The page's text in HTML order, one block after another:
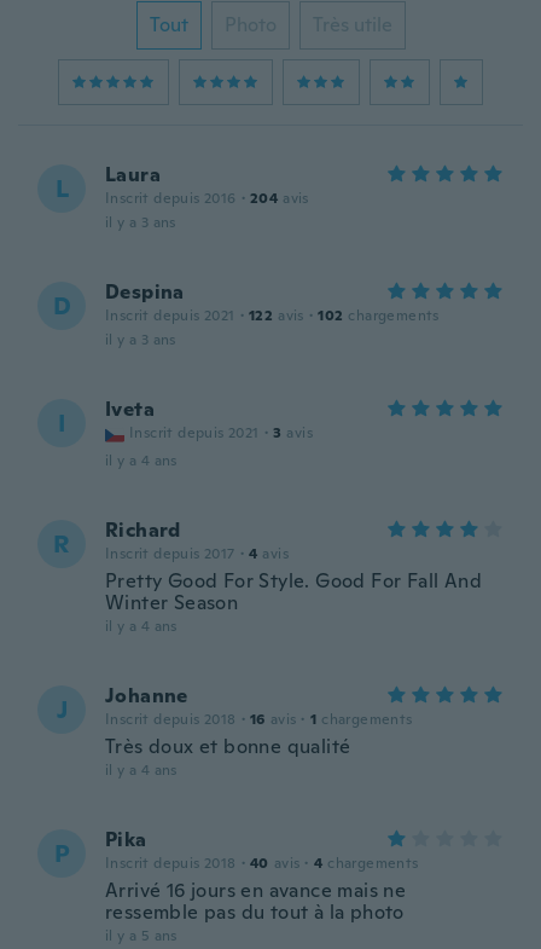
Tout Photo Très utile
L Laura
Inscrit depuis 2016 · 204 avis
il y a 3 ans
D Despina
Inscrit depuis 2021 · 122 avis · 102 chargements
il y a 3 ans
I Iveta
Inscrit depuis 2021 · 3 avis
il y a 4 ans
R Richard
Inscrit depuis 2017 · 4 avis
Pretty Good For Style. Good For Fall And
Winter Season
il y a 4 ans
J Johanne
Inscrit depuis 2018 · 16 avis · 1 chargements
Très doux et bonne qualité
il y a 4 ans
P Pika
Inscrit depuis 2018 · 40 avis · 4 chargements
Arrivé 16 jours en avance mais ne
ressemble pas du tout à la photo
il y a 5 ans